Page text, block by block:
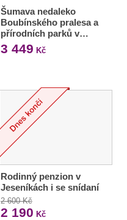
Šumava nedaleko
Boubínského pralesa a
přírodních parků v…
3 449 Kč
Rodinný penzion v
Jeseníkách i se snídaní
2 600 Kč
2 190 Kč